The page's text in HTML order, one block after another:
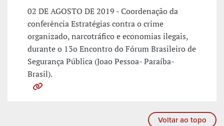
02 DE AGOSTO DE 2019 - Coordenação da
conferência Estratégias contra o crime
organizado, narcotráfico e economias ilegais,
durante o 13o Encontro do Fórum Brasileiro de
Segurança Pública (Joao Pessoa- Paraíba-
Brasil).
Voltar ao topo